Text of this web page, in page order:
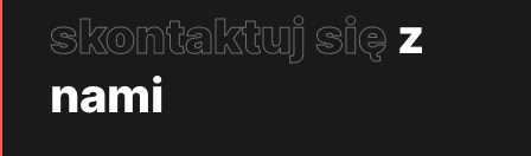
skontaktuj się z
nami